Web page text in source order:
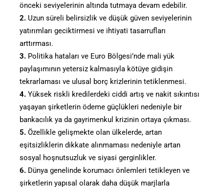
önceki seviyelerinin altında tutmaya devam edebilir.
2. Uzun süreli belirsizlik ve düşük güven seviyelerinin
yatırımları geciktirmesi ve ihtiyati tasarrufları
arttırması.
3. Politika hataları ve Euro Bölgesi’nde mali yük
paylaşımının yetersiz kalmasıyla kötüye gidişin
tekrarlaması ve ulusal borç krizlerinin tetiklenmesi.
4. Yüksek riskli kredilerdeki ciddi artış ve nakit sıkıntısı
yaşayan şirketlerin ödeme güçlükleri nedeniyle bir
bankacılık ya da gayrimenkul krizinin ortaya çıkması.
5. Özellikle gelişmekte olan ülkelerde, artan
eşitsizliklerin dikkate alınmaması nedeniyle artan
sosyal hoşnutsuzluk ve siyasi gerginlikler.
6. Dünya genelinde korumacı önlemleri tetikleyen ve
şirketlerin yapısal olarak daha düşük marjlarla